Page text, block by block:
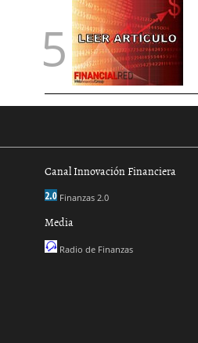
Canal Innovación Financiera
Finanzas 2.0
Media
Radio de Finanzas